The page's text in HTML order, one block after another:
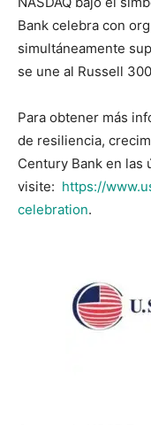
Bank celebra con
simultáneamente
se une al Russell
Para obtener más
de resiliencia,
Century Bank en las
visite: https://
celebration.